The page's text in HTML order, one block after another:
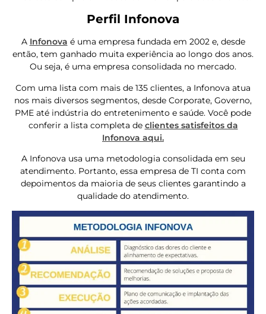
Perfil Infonova
A Infonova é uma empresa fundada em 2002 e, desde
então, tem ganhado muita experiência ao longo dos anos.
Ou seja, é uma empresa consolidada no mercado.
Com uma lista com mais de 135 clientes, a Infonova atua
nos mais diversos segmentos, desde Corporate, Governo,
PME até indústria do entretenimento e saúde. Você pode
conferir a lista completa de clientes satisfeitos da
Infonova aqui.
A Infonova usa uma metodologia consolidada em seu
atendimento. Portanto, essa empresa de TI conta com
depoimentos da maioria de seus clientes garantindo a
qualidade do atendimento.